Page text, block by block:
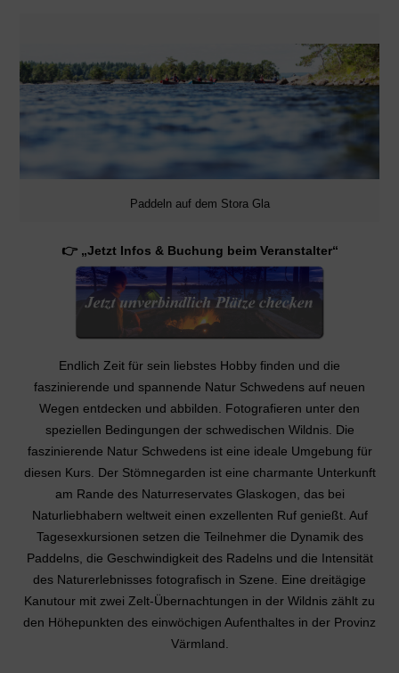
Paddeln auf dem Stora Gla
👉 „Jetzt Infos & Buchung beim Veranstalter“
Endlich Zeit für sein liebstes Hobby finden und die
faszinierende und spannende Natur Schwedens auf neuen
Wegen entdecken und abbilden. Fotografieren unter den
speziellen Bedingungen der schwedischen Wildnis. Die
faszinierende Natur Schwedens ist eine ideale Umgebung für
diesen Kurs. Der Stömnegarden ist eine charmante Unterkunft
am Rande des Naturreservates Glaskogen, das bei
Naturliebhabern weltweit einen exzellenten Ruf genießt. Auf
Tagesexkursionen setzen die Teilnehmer die Dynamik des
Paddelns, die Geschwindigkeit des Radelns und die Intensität
des Naturerlebnisses fotografisch in Szene. Eine dreitägige
Kanutour mit zwei Zelt-Übernachtungen in der Wildnis zählt zu
den Höhepunkten des einwöchigen Aufenthaltes in der Provinz
Värmland.